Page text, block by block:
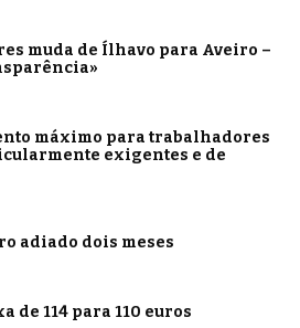
muda de Ílhavo para Aveiro –
máximo para trabalhadores
exigentes e de
adiado dois meses
de 114 para 110 euros